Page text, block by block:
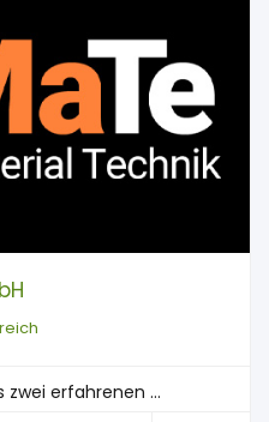
zwei erfahrenen ...